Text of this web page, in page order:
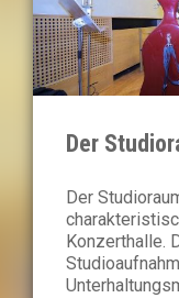
Der
Der
Konzerthalle.